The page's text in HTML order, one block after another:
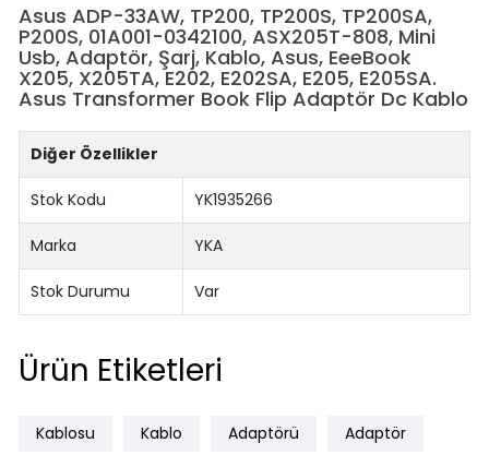
Asus ADP-33AW, TP200, TP200S, TP200SA,
P200S, 01A001-0342100, ASX205T-808, Mini
Usb, Adaptör, Şarj, Kablo, Asus, EeeBook
X205, X205TA, E202, E202SA, E205, E205SA.
Asus Transformer Book Flip Adaptör Dc Kablo
Diğer Özellikler
Stok Kodu YK1935266
Marka YKA
Stok Durumu Var
Ürün Etiketleri
Kablosu Kablo Adaptörü Adaptör